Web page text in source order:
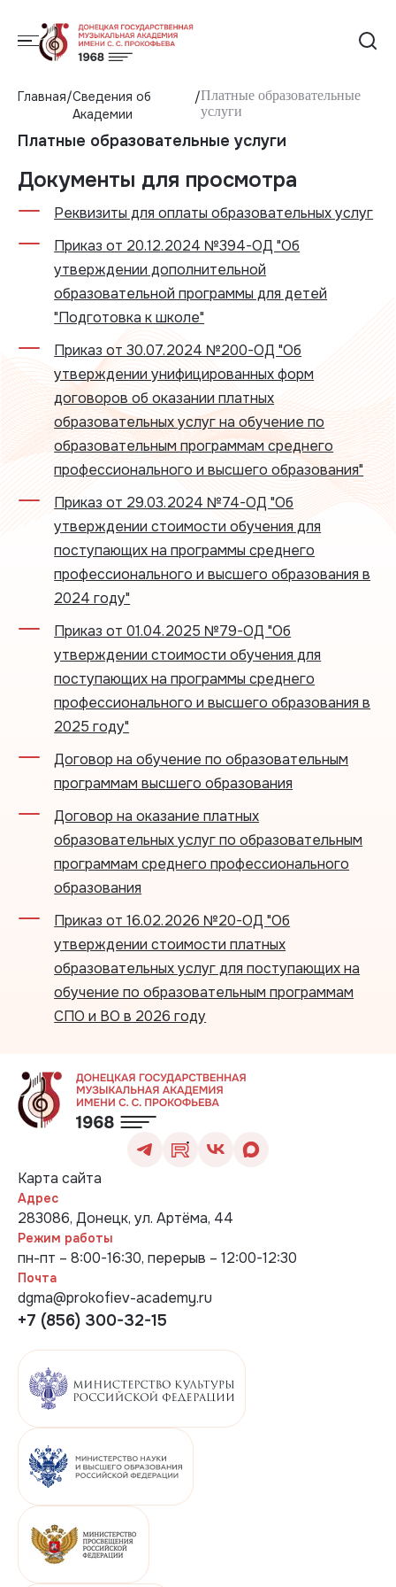
Главная Сведения об
Академии
Платные образовательные
услуги
Платные образовательные услуги
Документы для просмотра
Реквизиты для оплаты образовательных услуг
Приказ от 20.12.2024 №394-ОД "Об
утверждении дополнительной
образовательной программы для детей
"Подготовка к школе"
Приказ от 30.07.2024 №200-ОД "Об
утверждении унифицированных форм
договоров об оказании платных
образовательных услуг на обучение по
образовательным программам среднего
профессионального и высшего образования"
Приказ от 29.03.2024 №74-ОД "Об
утверждении стоимости обучения для
поступающих на программы среднего
профессионального и высшего образования в
2024 году"
Приказ от 01.04.2025 №79-ОД "Об
утверждении стоимости обучения для
поступающих на программы среднего
профессионального и высшего образования в
2025 году"
Договор на обучение по образовательным
программам высшего образования
Договор на оказание платных
образовательных услуг по образовательным
программам среднего профессионального
образования
Приказ от 16.02.2026 №20-ОД "Об
утверждении стоимости платных
образовательных услуг для поступающих на
обучение по образовательным программам
СПО и ВО в 2026 году
Карта сайта
Адрес
283086, Донецк, ул. Артёма, 44
Режим работы
пн-пт – 8:00-16:30, перерыв – 12:00-12:30
Почта
dgma@prokofiev-academy.ru
+7 (856) 300-32-15